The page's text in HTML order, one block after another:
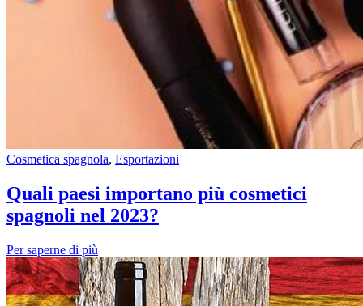
Cosmetica spagnola, Esportazioni
Quali paesi importano più cosmetici
spagnoli nel 2023?
Per saperne di più